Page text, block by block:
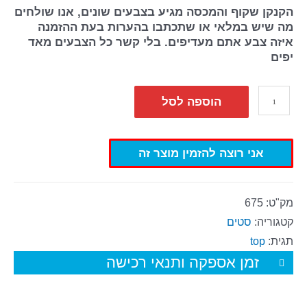
הקנקן שקוף והמכסה מגיע בצבעים שונים, אנו שולחים
מה שיש במלאי או שתכתבו בהערות בעת ההזמנה
איזה צבע אתם מעדיפים. בלי קשר כל הצבעים מאד
יפים
הוספה לסל
אני רוצה להזמין מוצר זה
מק"ט: 675
קטגוריה: סטים
תגית: top
זמן אספקה ותנאי רכישה